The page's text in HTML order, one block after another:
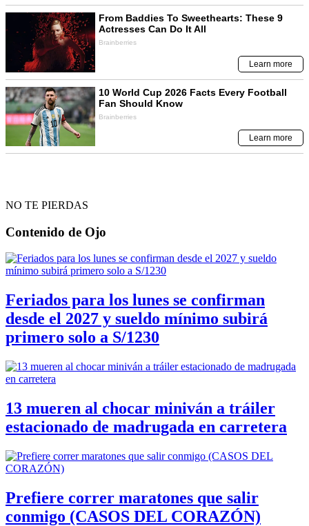
NO TE PIERDAS
Contenido de Ojo
Feriados para los lunes se confirman
desde el 2027 y sueldo mínimo subirá
primero solo a S/1230
13 mueren al chocar miniván a tráiler
estacionado de madrugada en carretera
Prefiere correr maratones que salir
conmigo (CASOS DEL CORAZÓN)